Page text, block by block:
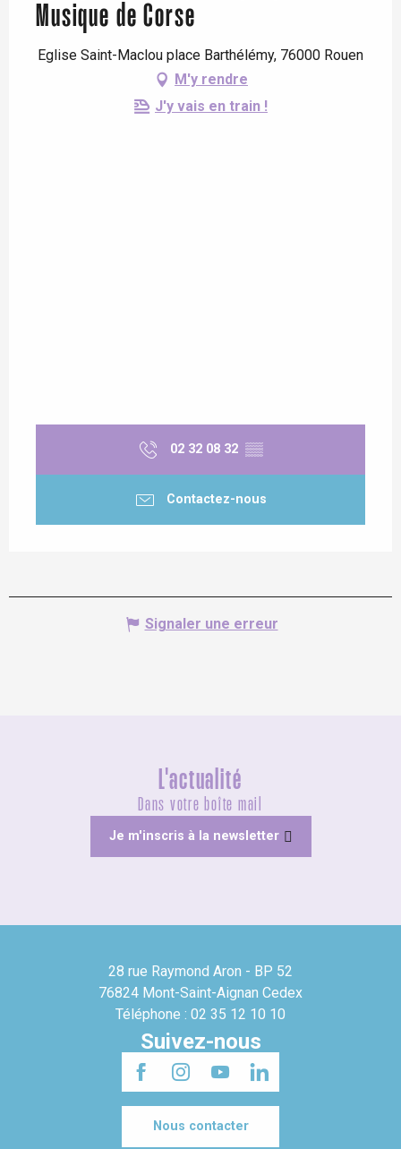
Musique de Corse
Eglise Saint-Maclou place Barthélémy, 76000 Rouen
M'y rendre
J'y vais en train !
02 32 08 32 ▒▒
Contactez-nous
Signaler une erreur
L'actualité
Dans votre boîte mail
Je m'inscris à la newsletter
28 rue Raymond Aron - BP 52
76824 Mont-Saint-Aignan Cedex
Téléphone : 02 35 12 10 10
Suivez-nous
Nous contacter